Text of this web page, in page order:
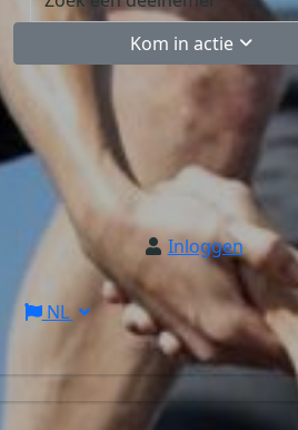
Kom in actie
Inloggen
NL